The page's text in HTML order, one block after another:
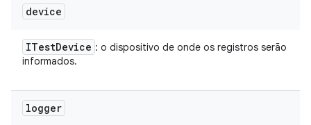
device
ITestDevice : o dispositivo de onde os registros serão
informados.
logger